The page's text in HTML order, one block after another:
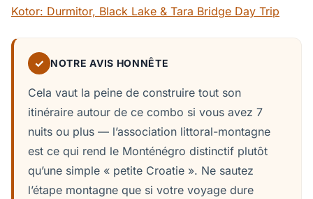
Kotor: Durmitor, Black Lake & Tara Bridge Day Trip
✓ NOTRE AVIS HONNÊTE
Cela vaut la peine de construire tout son
itinéraire autour de ce combo si vous avez 7
nuits ou plus — l’association littoral-montagne
est ce qui rend le Monténégro distinctif plutôt
qu’une simple « petite Croatie ». Ne sautez
l’étape montagne que si votre voyage dure